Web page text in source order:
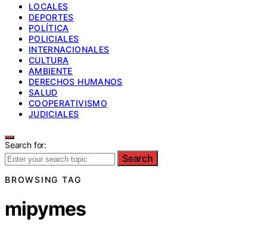
LOCALES
DEPORTES
POLÍTICA
POLICIALES
INTERNACIONALES
CULTURA
AMBIENTE
DERECHOS HUMANOS
SALUD
COOPERATIVISMO
JUDICIALES
Search for:
Search
BROWSING TAG
mipymes